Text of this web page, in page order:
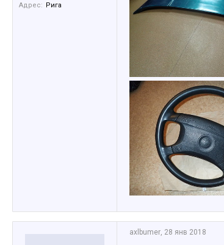
Адрес: Рига
axlbumer 28 янв 2018